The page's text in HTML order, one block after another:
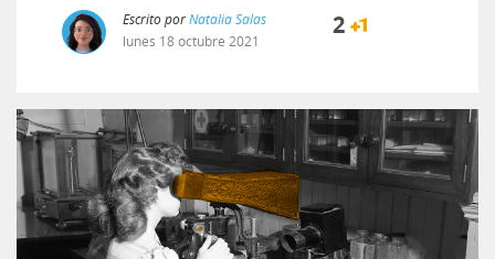
Escrito porNatalia Salas
lunes 18octubre 2021
2